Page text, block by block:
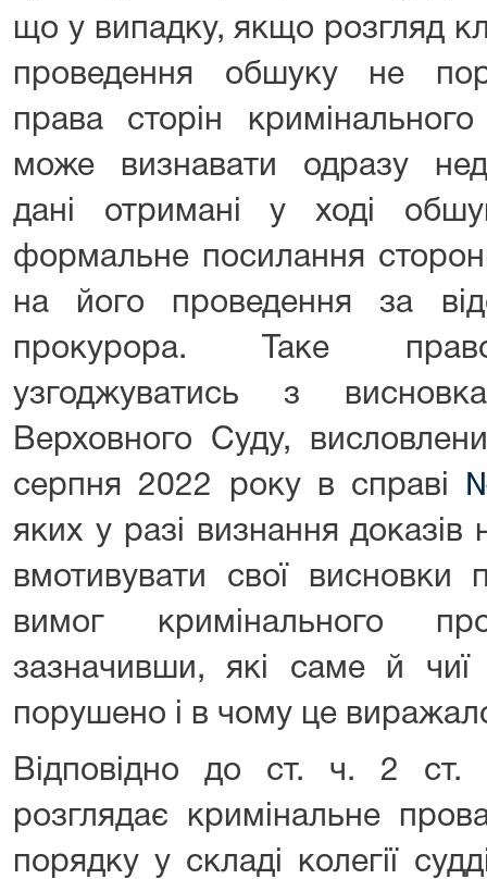
що у випадку, якщо розгляд
проведення обшуку не
права сторін
може визнавати одразу
дані отримані у ході
формальне посилання
на його проведення за
прокурора. Таке
узгоджуватись з
Верховного Суду,
серпня 2022 року в справі
яких у разі визнання
вмотивувати свої висновки
вимог кримінального
зазначивши, які саме й
порушено і в чому це
Відповідно до ст. ч. 2 ст.
розглядає кримінальне
порядку у складі колегії